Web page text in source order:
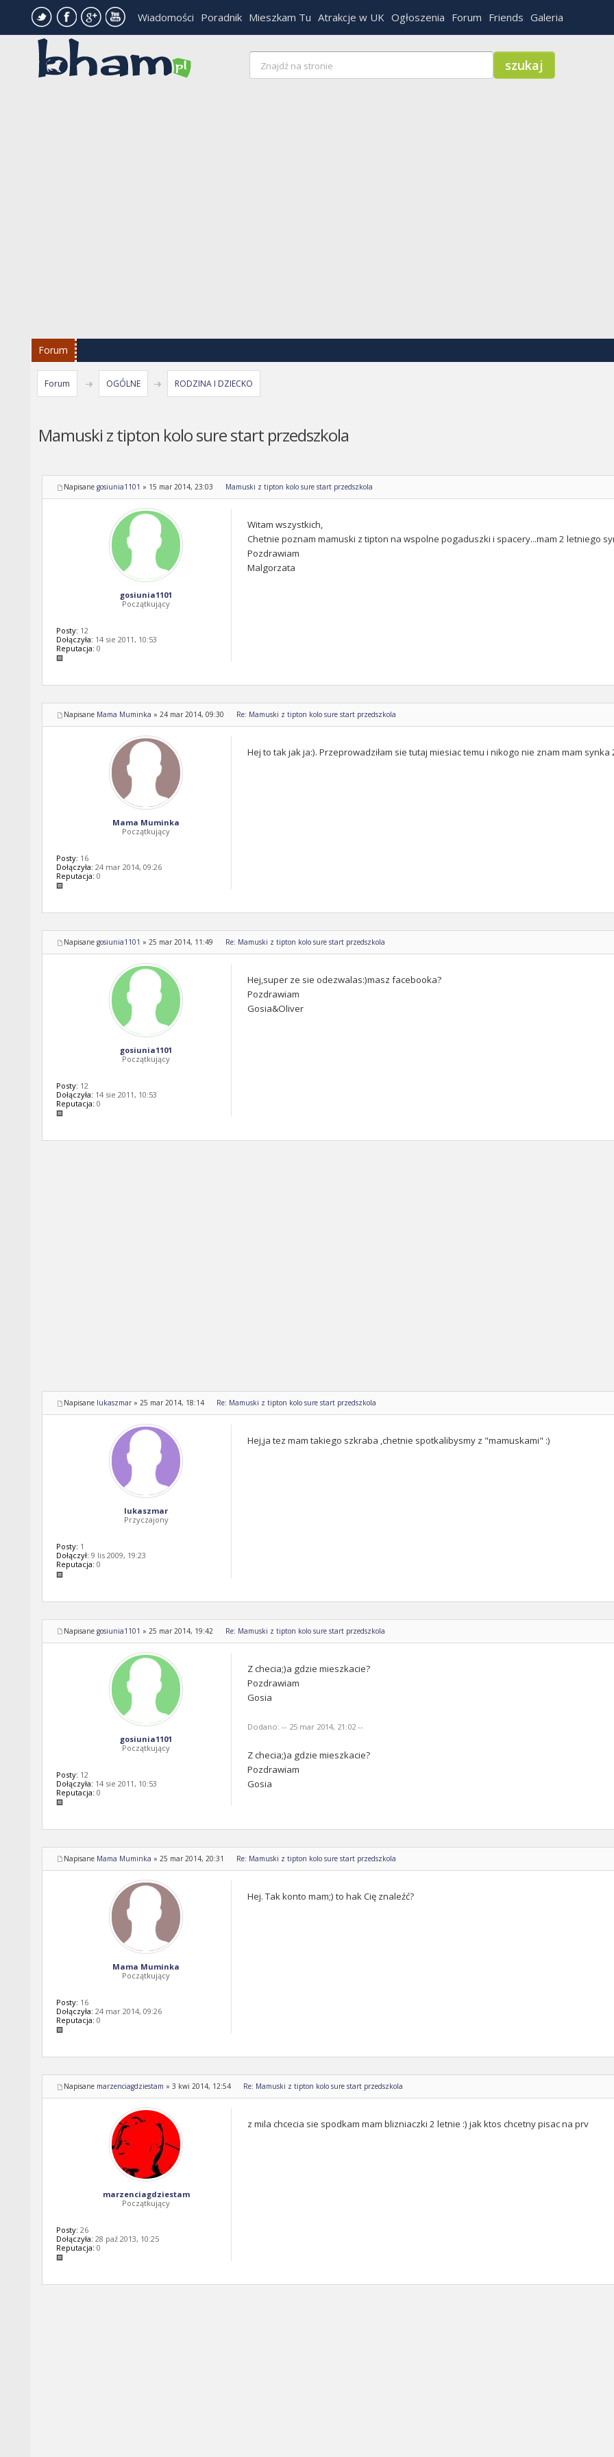
Wiadomości Poradnik Mieszkam Tu Atrakcje w UK Ogłoszenia Forum Friends Galeria
Forum
Forum OGÓLNE RODZINA I DZIECKO
Mamuski z tipton kolo sure start przedszkola
Napisane gosiunia1101 » 15 mar 2014, 23:03 Mamuski z tipton kolo sure start przedszkola
Witam wszystkich,
Chetnie poznam mamuski z tipton na wspolne pogaduszki i spacery...mam 2 letniego
Pozdrawiam
Malgorzata
gosiunia1101
Początkujący
Posty: 12
Dołączyła: 14 sie 2011, 10:53
Reputacja: 0
Napisane Mama Muminka » 24 mar 2014, 09:30 Re: Mamuski z tipton kolo sure start przedszkola
Hej to tak jak ja:). Przeprowadziłam sie tutaj miesiac temu i nikogo nie znam mam
Mama Muminka
Początkujący
Posty: 16
Dołączyła: 24 mar 2014, 09:26
Reputacja: 0
Napisane gosiunia1101 » 25 mar 2014, 11:49 Re: Mamuski z tipton kolo sure start przedszkola
Hej,super ze sie odezwalas:)masz facebooka?
Pozdrawiam
Gosia&Oliver
gosiunia1101
Początkujący
Posty: 12
Dołączyła: 14 sie 2011, 10:53
Reputacja: 0
Napisane lukaszmar» 25 mar 2014, 18:14 Re: Mamuski z tipton kolo sure start przedszkola
Hej,ja tez mam takiego szkraba ,chetnie spotkalibysmy z "mamuskami" :)
lukaszmar
Przyczajony
Posty: 1
Dołączył: 9 lis 2009, 19:23
Reputacja: 0
Napisane gosiunia1101 » 25 mar 2014, 19:42 Re: Mamuski z tipton kolo sure start przedszkola
Z checia;)a gdzie mieszkacie?
Pozdrawiam
Gosia
Dodano: -- 25 mar 2014, 21:02 --
Z checia;)a gdzie mieszkacie?
Pozdrawiam
Gosia
gosiunia1101
Początkujący
Posty: 12
Dołączyła: 14 sie 2011, 10:53
Reputacja: 0
Napisane Mama Muminka » 25 mar 2014, 20:31 Re: Mamuski z tipton kolo sure start przedszkola
Hej. Tak konto mam;) to hak Cię znaleźć?
Mama Muminka
Początkujący
Posty: 16
Dołączyła: 24 mar 2014, 09:26
Reputacja: 0
Napisane marzenciagdziestam » 3 kwi 2014, 12:54 Re: Mamuski z tipton kolo sure start przedszkola
z mila chcecia sie spodkam mam blizniaczki 2 letnie :) jak ktos chcetny pisac na prv
marzenciagdziestam
Początkujący
Posty: 26
Dołączyła: 28 paź 2013, 10:25
Reputacja: 0